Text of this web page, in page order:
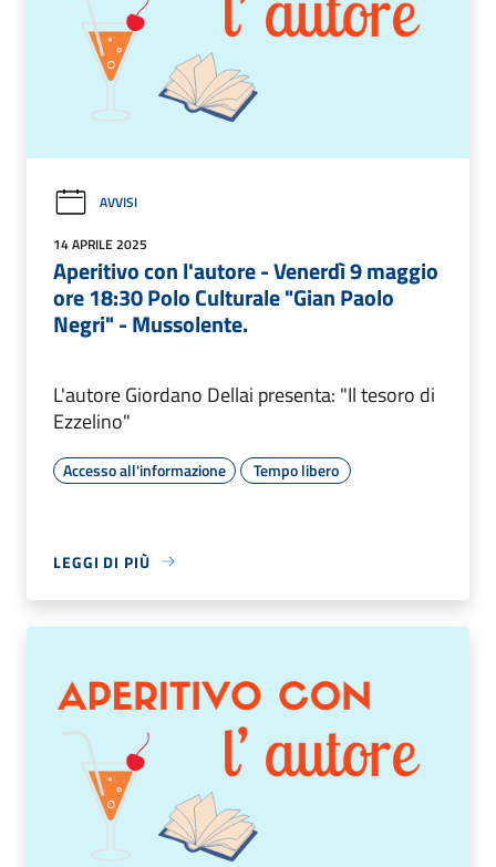
AVVISI
14 APRILE 2025
Aperitivo con l'autore - Venerdì 9 maggio
ore 18:30 Polo Culturale "Gian Paolo
Negri" - Mussolente.
L'autore Giordano Dellai presenta: "Il tesoro di
Ezzelino"
Accesso all'informazione Tempo libero
LEGGI DI PIÙ